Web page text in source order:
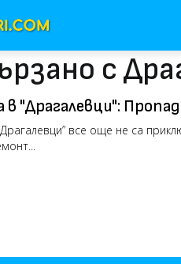
с
"Драгалевци":
(видео)
все още не са